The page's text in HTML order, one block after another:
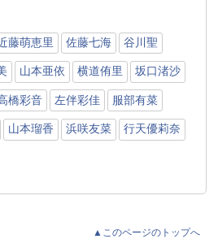
藤萌恵里 佐藤七海 谷川聖
山本亜依 横道侑里 坂口渚沙
橋彩音 左伴彩佳 服部有菜
山本瑠香 浜咲友菜 行天優莉奈
▲このページのトップへ